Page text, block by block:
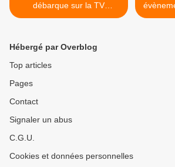
débarque sur la TV
d'Orange !
Hébergé par Overblog
Top articles
Pages
Contact
Signaler un abus
C.G.U.
Cookies et données personnelles